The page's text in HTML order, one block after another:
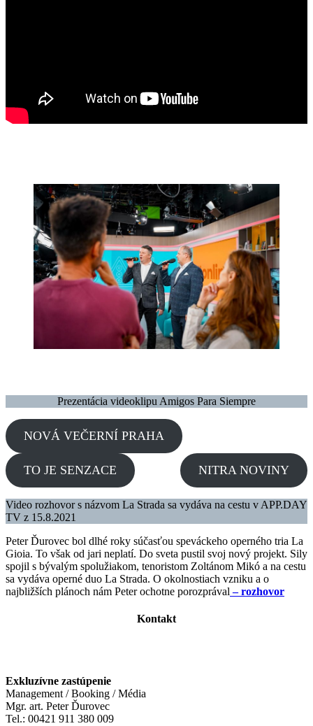
Prezentácia videoklipu Amigos Para Siempre
NOVÁ VEČERNÍ PRAHA
TO JE SENZACE NITRA NOVINY
Video rozhovor s názvom La Strada sa vydáva na cestu v APP.DAY
TV z 15.8.2021
Peter Ďurovec bol dlhé roky súčasťou speváckeho operného tria La
Gioia. To však od jari neplatí. Do sveta pustil svoj nový projekt. Sily
spojil s bývalým spolužiakom, tenoristom Zoltánom Mikó a na cestu
sa vydáva operné duo La Strada. O okolnostiach vzniku a o
najbližších plánoch nám Peter ochotne porozprával – rozhovor
Kontakt
Exkluzívne zastúpenie
Management / Booking / Média
Mgr. art. Peter Ďurovec
Tel.: 00421 911 380 009